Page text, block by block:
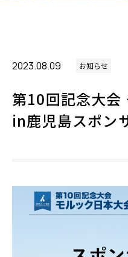
2023.08.09 お知らせ
第10回記念大会
in鹿児島スポン